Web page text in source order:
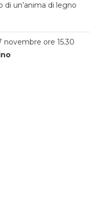
di un’anima di legno
novembre ore 15.30